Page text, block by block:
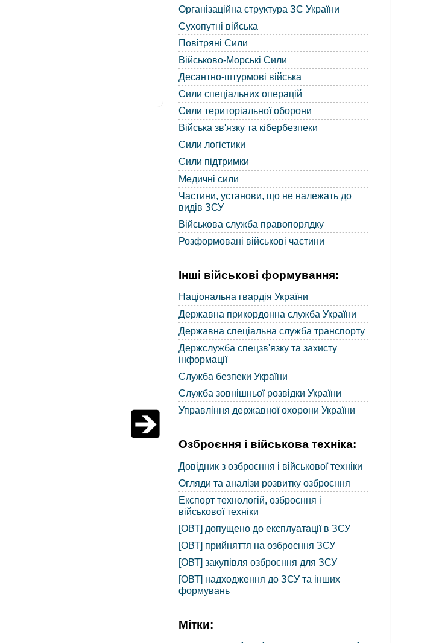
Організаційна структура ЗС України
Сухопутні війська
Повітряні Сили
Військово-Морські Сили
Десантно-штурмові війська
Сили спеціальних операцій
Сили територіальної оборони
Війська зв'язку та кібербезпеки
Сили логістики
Сили підтримки
Медичні сили
Частини, установи, що не належать до
видів ЗСУ
Військова служба правопорядку
Розформовані військові частини
Інші військові формування:
Національна гвардія України
Державна прикордонна служба України
Державна спеціальна служба транспорту
Держслужба спецзв'язку та захисту
інформації
Служба безпеки України
Служба зовнішньої розвідки України
Управління державної охорони України
Озброєння і військова техніка:
Довідник з озброєння і військової техніки
Огляди та аналізи розвитку озброєння
Експорт технологій, озброєння і
військової техніки
[ОВТ] допущено до експлуатації в ЗСУ
[ОВТ] прийняття на озброєння ЗСУ
[ОВТ] закупівля озброєння для ЗСУ
[ОВТ] надходження до ЗСУ та інших
формувань
Мітки: